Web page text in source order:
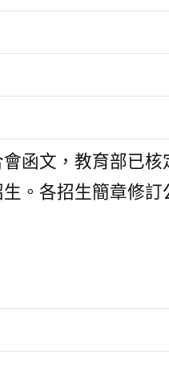
函文，教育部已
。各招生簡章修